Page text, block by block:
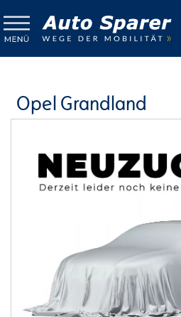
Opel Grandland